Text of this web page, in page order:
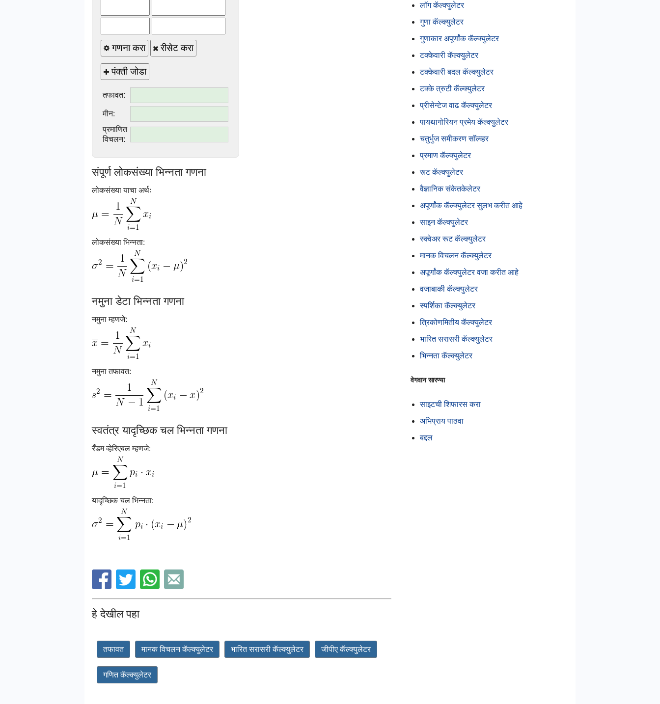
गणना करा रीसेट करा
पंक्ती जोडा
तफावत:
मीन:
प्रमाणित
विचलन:
संपूर्ण लोकसंख्या भिन्नता गणना
लोकसंख्या याचा अर्थः
लोकसंख्या भिन्नता:
नमुना डेटा भिन्नता गणना
नमुना म्हणजे:
नमुना तफावत:
स्वतंत्र यादृच्छिक चल भिन्नता गणना
रँडम व्हेरिएबल म्हणजे:
यादृच्छिक चल भिन्नता:
हे देखील पहा
तफावत मानक विचलन कॅल्क्युलेटर भारित सरासरी कॅल्क्युलेटर जीपीए कॅल्क्युलेटर
गणित कॅल्क्युलेटर
लॉग कॅल्क्युलेटर
गुणा कॅल्क्युलेटर
गुणाकार अपूर्णांक कॅल्क्युलेटर
टक्केवारी कॅल्क्युलेटर
टक्केवारी बदल कॅल्क्युलेटर
टक्के त्रुटी कॅल्क्युलेटर
प्रीसेन्टेज वाढ कॅल्क्युलेटर
पायथागोरियन प्रमेय कॅल्क्युलेटर
चतुर्भुज समीकरण सॉल्व्हर
प्रमाण कॅल्क्युलेटर
रूट कॅल्क्युलेटर
वैज्ञानिक संकेतकेलेटर
अपूर्णांक कॅल्क्युलेटर सुलभ करीत आहे
साइन कॅल्क्युलेटर
स्क्वेअर रूट कॅल्क्युलेटर
मानक विचलन कॅल्क्युलेटर
अपूर्णांक कॅल्क्युलेटर वजा करीत आहे
वजाबाकी कॅल्क्युलेटर
स्पर्शिका कॅल्क्युलेटर
त्रिकोणमितीय कॅल्क्युलेटर
भारित सरासरी कॅल्क्युलेटर
भिन्नता कॅल्क्युलेटर
वेगवान सारण्या
साइटची शिफारस करा
अभिप्राय पाठवा
बद्दल